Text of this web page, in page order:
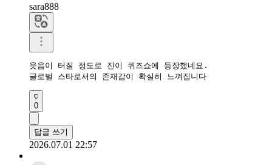
sara888
웃음이 터질 정도로 진이 퀴즈쇼에 등장했네요.
글로벌 스타로서의 존재감이 확실히 느껴집니다
0
답글 쓰기
2026.07.01 22:57